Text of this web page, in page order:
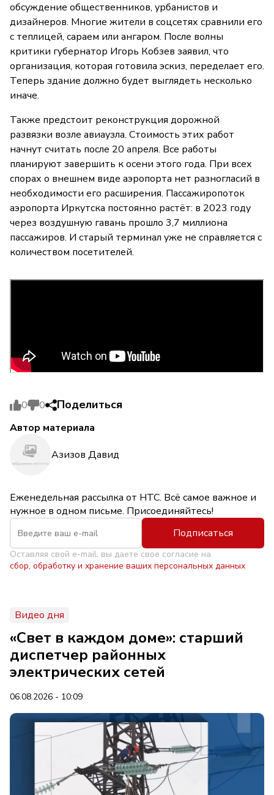
обсуждение общественников, урбанистов и
дизайнеров. Многие жители в соцсетях сравнили его
с теплицей, сараем или ангаром. После волны
критики губернатор Игорь Кобзев заявил, что
организация, которая готовила эскиз, переделает его.
Теперь здание должно будет выглядеть несколько
иначе.
Также предстоит реконструкция дорожной
развязки возле авиаузла. Стоимость этих работ
начнут считать после 20 апреля. Все работы
планируют завершить к осени этого года. При всех
спорах о внешнем виде аэропорта нет разногласий в
необходимости его расширения. Пассажиропоток
аэропорта Иркутска постоянно растёт: в 2023 году
через воздушную гавань прошло 3,7 миллиона
пассажиров. И старый терминал уже не справляется с
количеством посетителей.
0 0 Поделиться
Автор материала
Азизов Давид
Еженедельная рассылка от НТС. Всё самое важное и
нужное в одном письме. Присоединяйтесь!
Подписаться
Оставляя свой e-mail, вы даете свое согласие на
сбор, обработку и хранение ваших персональных данных
Видео дня
«Свет в каждом доме»: старший
диспетчер районных
электрических сетей
06.08.2026 - 10:09